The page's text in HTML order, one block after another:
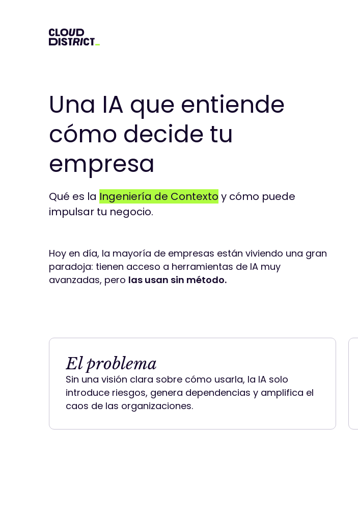
Una IA que entiende
cómo decide tu
empresa
Qué es la Ingeniería de Contexto y cómo puede
impulsar tu negocio.
Hoy en día, la mayoría de empresas están viviendo una gran
paradoja: tienen acceso a herramientas de IA muy
avanzadas, pero las usan sin método.
El problema
Sin una visión clara sobre cómo usarla, la IA solo
introduce riesgos, genera dependencias y amplifica el
caos de las organizaciones.